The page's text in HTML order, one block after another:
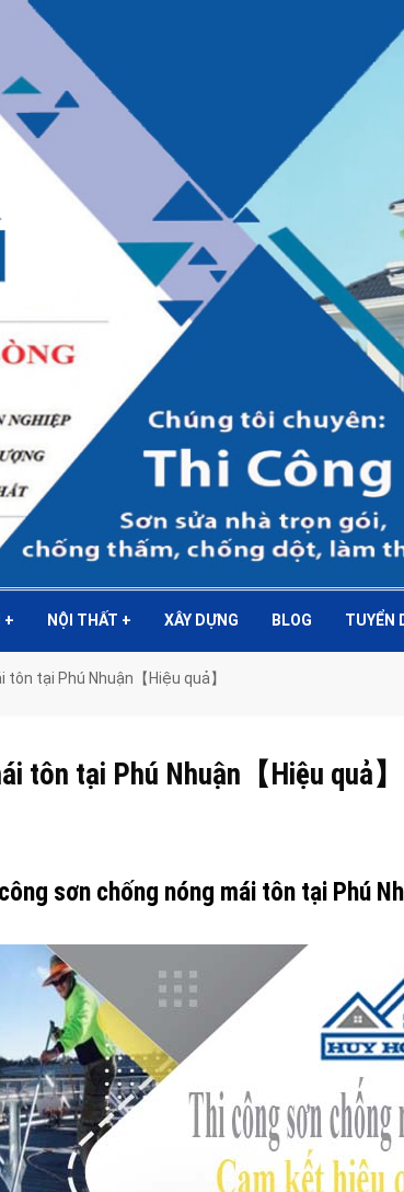
+ NỘI THẤT + XÂY DỰNG BLOG TUYỂN
tại Phú Nhuận【Hiệu quả】
tôn tại Phú Nhuận【Hiệu quả】
sơn chống nóng mái tôn tại Phú